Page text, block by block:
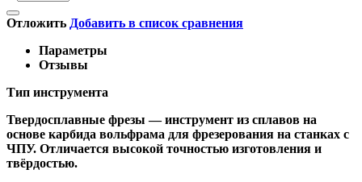
Отложить Добавить в список сравнения
Параметры
Отзывы
Тип инструмента
Твердосплавные фрезы — инструмент из сплавов на
основе карбида вольфрама для фрезерования на станках с
ЧПУ. Отличается высокой точностью изготовления и
твёрдостью.